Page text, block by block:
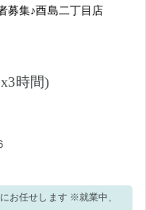
募集♪酉島二丁目店
時間)
します ※就業中、